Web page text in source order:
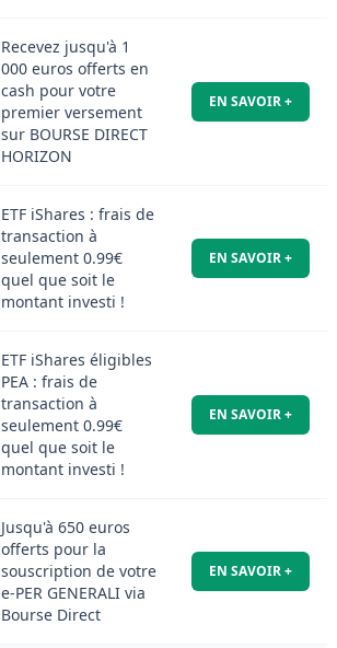
Recevez jusqu'à 1
000 euros offerts en
cash pour votre
premier versement
sur BOURSE DIRECT
HORIZON
EN SAVOIR +
ETF iShares : frais de
transaction à
seulement 0.99€
quel que soit le
montant investi !
EN SAVOIR +
ETF iShares éligibles
PEA : frais de
transaction à
seulement 0.99€
quel que soit le
montant investi !
EN SAVOIR +
Jusqu'à 650 euros
offerts pour la
souscription de votre
e-PER GENERALI via
Bourse Direct
EN SAVOIR +